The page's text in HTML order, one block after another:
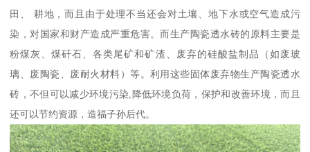
田、 耕地，而且由于处理不当还会对土壤、地下水或空气造成污
染，对国家和财产造成严重危害。而生产陶瓷透水砖的原料主要是
粉煤灰、煤矸石、各类尾矿和矿渣、废弃的硅酸盐制品（如废玻
璃、废陶瓷、废耐火材料）等。利用这些固体废弃物生产陶瓷透水
砖，不但可以减少环境污染,降低环境负荷，保护和改善环境，而且
还可以节约资源，造福子孙后代。